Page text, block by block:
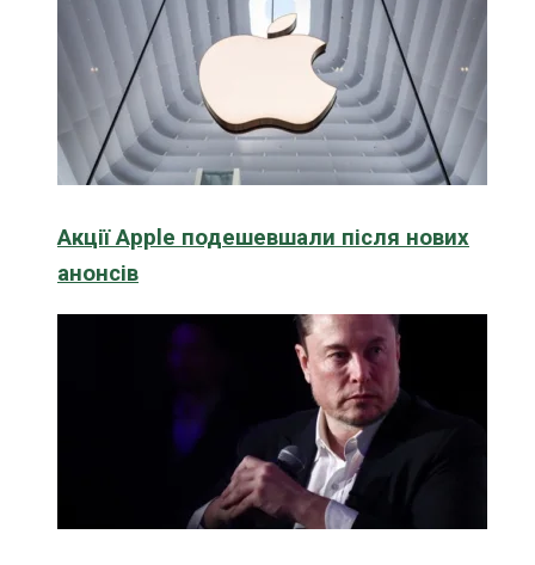
Акції Apple подешевшали після нових
анонсів